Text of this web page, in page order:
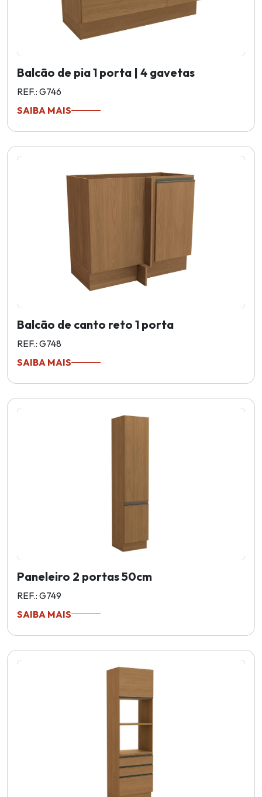
Balcão de pia 1 porta | 4 gavetas
REF.: G746
SAIBA MAIS
Balcão de canto reto 1 porta
REF.: G748
SAIBA MAIS
Paneleiro 2 portas 50cm
REF.: G749
SAIBA MAIS